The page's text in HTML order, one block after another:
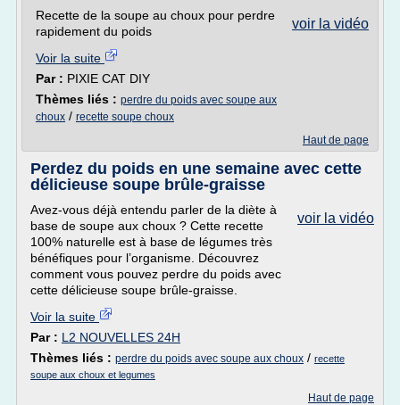
voir la vidéo
Recette de la soupe au choux pour perdre
rapidement du poids
Voir la suite
Par : PIXIE CAT DIY
Thèmes liés : perdre du poids avec soupe aux
choux / recette soupe choux
Haut de page
Perdez du poids en une semaine avec cette
délicieuse soupe brûle-graisse
voir la vidéo
Avez-vous déjà entendu parler de la diète à
base de soupe aux choux ? Cette recette
100% naturelle est à base de légumes très
bénéfiques pour l’organisme. Découvrez
comment vous pouvez perdre du poids avec
cette délicieuse soupe brûle-graisse.
Voir la suite
Par : L2 NOUVELLES 24H
Thèmes liés : perdre du poids avec soupe aux choux / recette
soupe aux choux et legumes
Haut de page